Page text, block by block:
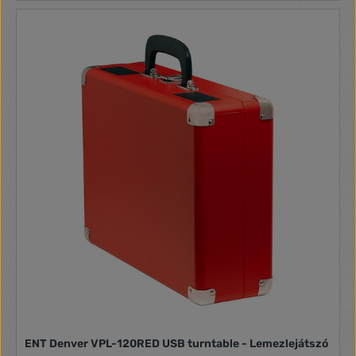
ENT Denver VPL-120RED USB turntable - Lemezlejátszó